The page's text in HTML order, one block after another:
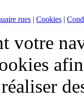
rues | Cookies |
votre